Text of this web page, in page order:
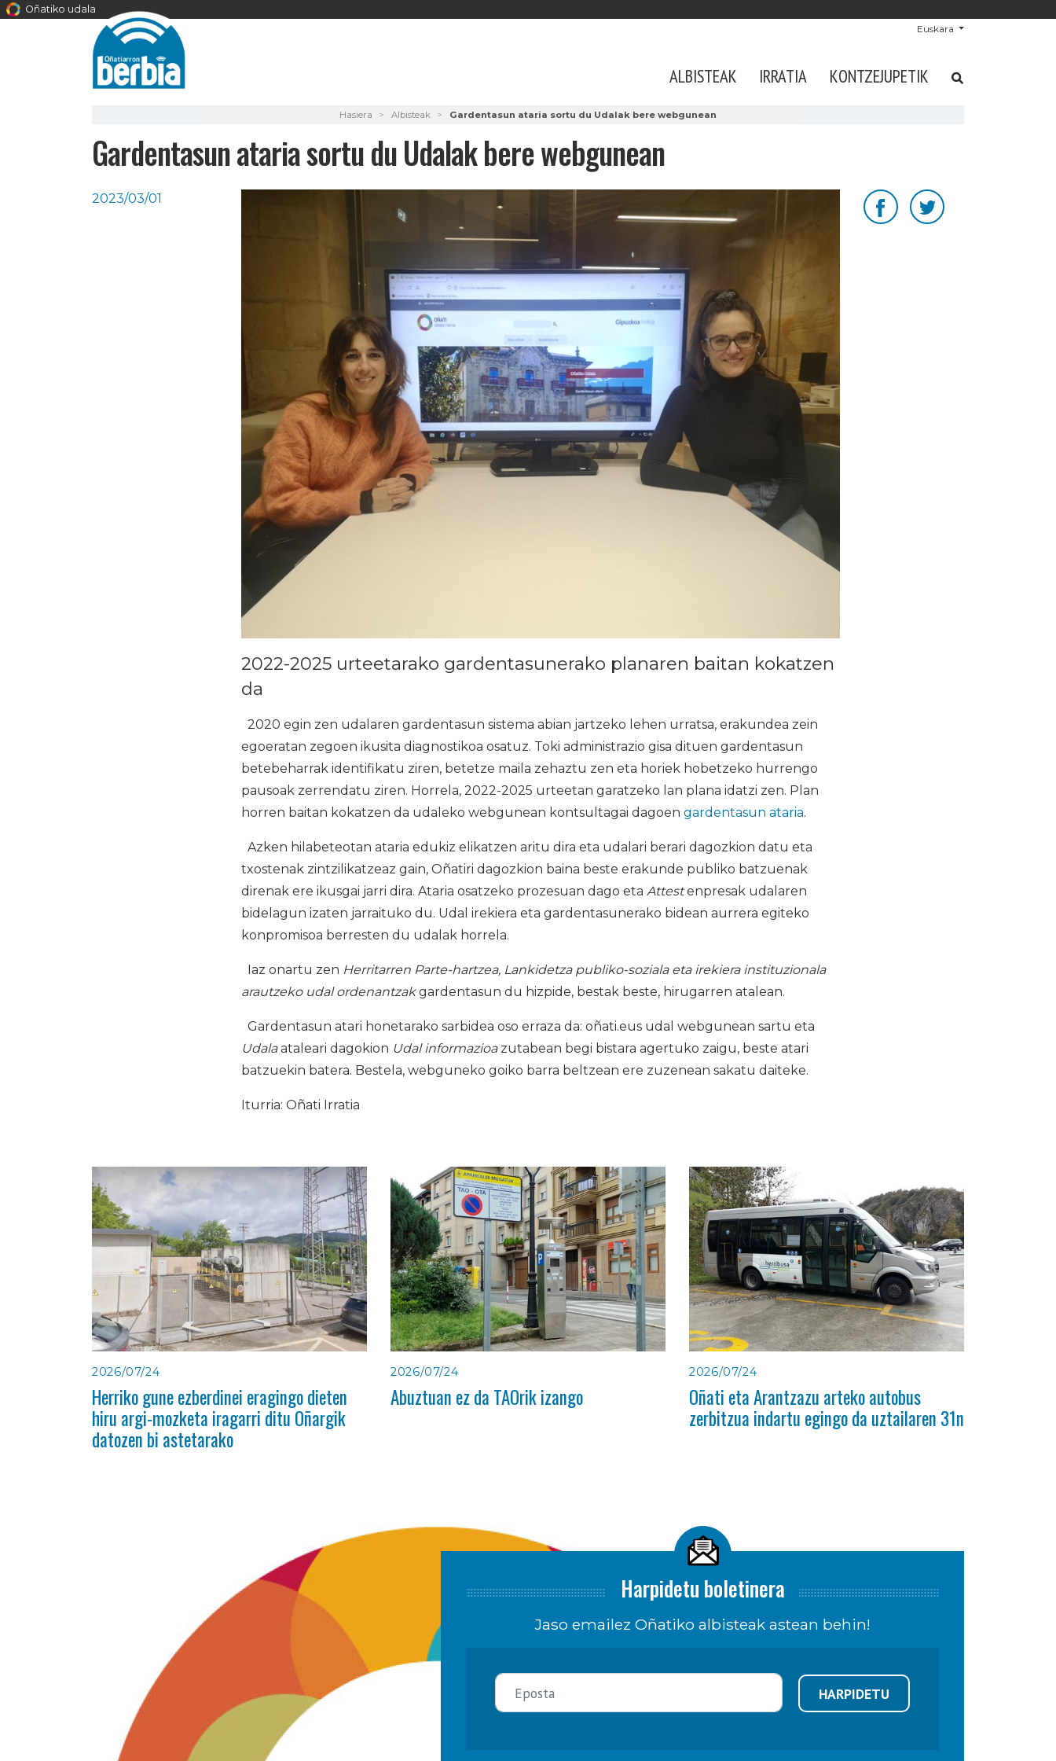
Oñatiko udala
Euskara
ALBISTEAK IRRATIA KONTZEJUPETIK
Hasiera Albisteak Gardentasun ataria sortu du Udalak bere webgunean
Gardentasun ataria sortu du Udalak bere webgunean
2023/03/01
2022-2025 urteetarako gardentasunerako planaren baitan kokatzen
da
2020 egin zen udalaren gardentasun sistema abian jartzeko lehen urratsa, erakundea zein
egoeratan zegoen ikusita diagnostikoa osatuz. Toki administrazio gisa dituen gardentasun
betebeharrak identifikatu ziren, betetze maila zehaztu zen eta horiek hobetzeko hurrengo
pausoak zerrendatu ziren. Horrela, 2022-2025 urteetan garatzeko lan plana idatzi zen. Plan
horren baitan kokatzen da udaleko webgunean kontsultagai dagoen gardentasun ataria.
Azken hilabeteotan ataria edukiz elikatzen aritu dira eta udalari berari dagozkion datu eta
txostenak zintzilikatzeaz gain, Oñatiri dagozkion baina beste erakunde publiko batzuenak
direnak ere ikusgai jarri dira. Ataria osatzeko prozesuan dago eta Attestenpresak udalaren
bidelagun izaten jarraituko du. Udal irekiera eta gardentasunerako bidean aurrera egiteko
konpromisoa berresten du udalak horrela.
Iaz onartu zen Herritarren Parte-hartzea, Lankidetza publiko-soziala eta irekiera instituzionala
arautzeko udal ordenantzakgardentasun du hizpide, bestak beste, hirugarren atalean.
Gardentasun atari honetarako sarbidea oso erraza da: oñati.eus udal webgunean sartu eta
Udalaataleari dagokion Udal informazioa zutabean begi bistara agertuko zaigu, beste atari
batzuekin batera. Bestela, webguneko goiko barra beltzean ere zuzenean sakatu daiteke.
Iturria: Oñati Irratia
2026/07/24
Herriko gune ezberdinei eragingo dieten
hiru argi-mozketa iragarri ditu Oñargik
datozen bi astetarako
2026/07/24
Abuztuan ez da TAOrik izango
2026/07/24
Oñati eta Arantzazu arteko autobus
zerbitzua indartu egingo da uztailaren 31n
Harpidetu boletinera
Jaso emailez Oñatiko albisteak astean behin!
HARPIDETU